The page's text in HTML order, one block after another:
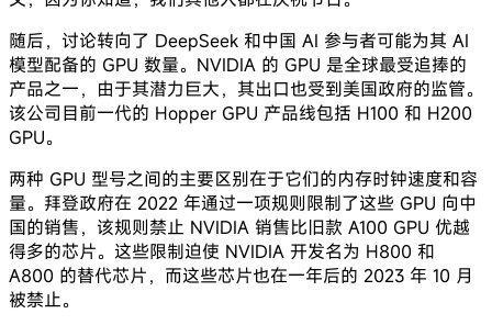
随后，讨论转向了 DeepSeek 和中国 AI 参与者可能为其 AI
模型配备的 GPU 数量。NVIDIA 的 GPU 是全球最受追捧的
产品之一，由于其潜力巨大，其出口也受到美国政府的监管。
该公司目前一代的 Hopper GPU 产品线包括 H100 和 H200
GPU。
两种 GPU 型号之间的主要区别在于它们的内存时钟速度和容
量。拜登政府在 2022 年通过一项规则限制了这些 GPU 向中
国的销售，该规则禁止 NVIDIA 销售比旧款 A100 GPU 优越
得多的芯片。这些限制迫使 NVIDIA 开发名为 H800 和
A800 的替代芯片，而这些芯片也在一年后的 2023 年 10 月
被禁止。